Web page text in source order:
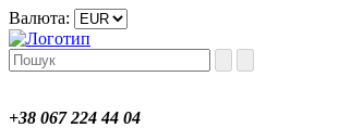
Валюта:
+38 067 224 44 04